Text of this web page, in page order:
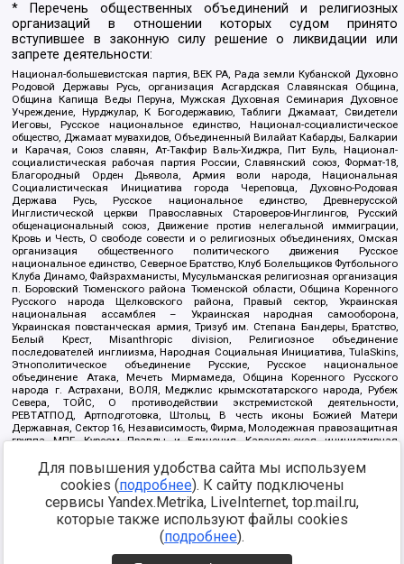
* Перечень общественных объединений и религиозных
организаций в отношении которых судом принято
вступившее в законную силу решение о ликвидации или
запрете деятельности:
Национал-большевистская партия, ВЕК РА, Рада земли Кубанской Духовно
Родовой Державы Русь, организация Асгардская Славянская Община,
Община Капища Веды Перуна, Мужская Духовная Семинария Духовное
Учреждение, Нурджулар, К Богодержавию, Таблиги Джамаат, Свидетели
Иеговы, Русское национальное единство, Национал-социалистическое
общество, Джамаат мувахидов, Объединенный Вилайат Кабарды, Балкарии
и Карачая, Союз славян, Ат-Такфир Валь-Хиджра, Пит Буль, Национал-
социалистическая рабочая партия России, Славянский союз, Формат-18,
Благородный Орден Дьявола, Армия воли народа, Национальная
Социалистическая Инициатива города Череповца, Духовно-Родовая
Держава Русь, Русское национальное единство, Древнерусской
Инглистической церкви Православных Староверов-Инглингов, Русский
общенациональный союз, Движение против нелегальной иммиграции,
Кровь и Честь, О свободе совести и о религиозных объединениях, Омская
организация общественного политического движения Русское
национальное единство, Северное Братство, Клуб Болельщиков Футбольного
Клуба Динамо, Файзрахманисты, Мусульманская религиозная организация
п. Боровский Тюменского района Тюменской области, Община Коренного
Русского народа Щелковского района, Правый сектор, Украинская
национальная ассамблея – Украинская народная самооборона,
Украинская повстанческая армия, Тризуб им. Степана Бандеры, Братство,
Белый Крест, Misanthropic division, Религиозное объединение
последователей инглиизма, Народная Социальная Инициатива, TulaSkins,
Этнополитическое объединение Русские, Русское национальное
объединение Атака, Мечеть Мирмамеда, Община Коренного Русского
народа г. Астрахани, ВОЛЯ, Меджлис крымскотатарского народа, Рубеж
Севера, ТОЙС, О противодействии экстремистской деятельности,
РЕВТАТПОД, Артподготовка, Штольц, В честь иконы Божией Матери
Державная, Сектор 16, Независимость, Фирма, Молодежная правозащитная
группа МПГ, Курсом Правды и Единения, Каракольская инициативная
Благотворительный пансионат Ак Умут, Русская республика Русь,
Арестантское уголовное единство, Башкорт, Нация и свобода, W.H.С., Фалунь
Дафа, Иртыш Ultras, Русский Патриотический клуб-Новокузнецк/РПК,
Сибирский державный союз, Фонд борьбы с коррупцией, Фонд защиты прав
граждан, Штабы Навального, Совет граждан СССР Прикубанского округа г.
Краснодара
https://minjust.gov.ru/ru/documents/7822/
Для повышения удобства сайта мы используем
cookies (подробнее). К сайту подключены
сервисы Yandex.Metrika, LiveInternet, top.mail.ru,
которые также используют файлы cookies
(подробнее).